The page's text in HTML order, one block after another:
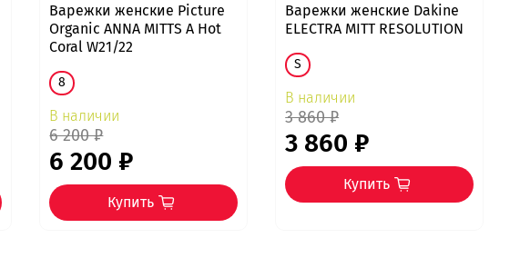
Варежки женские Picture
Organic ANNA MITTS A Hot
Coral W21/22
8
В наличии
6 200 ₽
6 200 ₽
Купить
Варежки женские Dakine
ELECTRA MITT RESOLUTION
S
В наличии
3 860 ₽
3 860 ₽
Купить